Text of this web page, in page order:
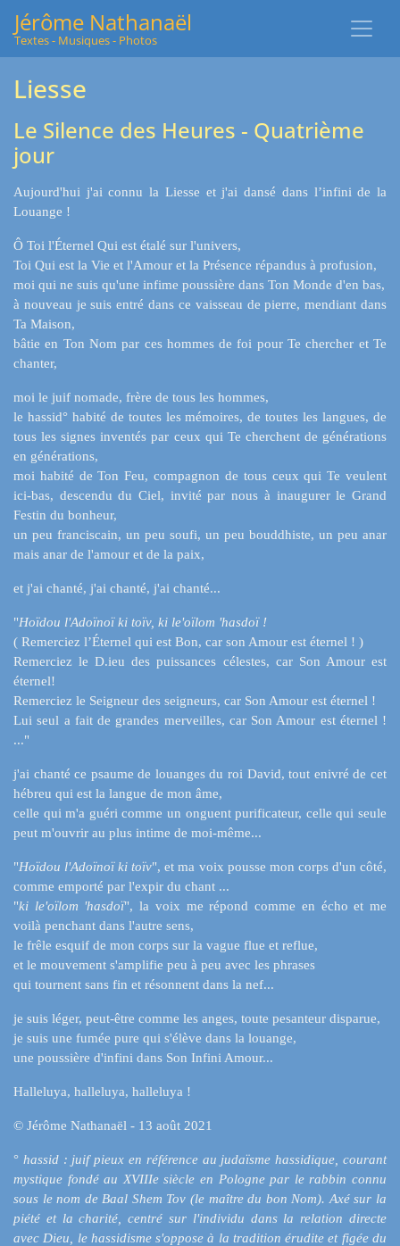
Jérôme Nathanaël
Textes - Musiques - Photos
Liesse
Le Silence des Heures - Quatrième
jour
Aujourd'hui j'ai connu la Liesse et j'ai dansé dans l’infini de la
Louange !
Ô Toi l'Éternel Qui est étalé sur l'univers,
Toi Qui est la Vie et l'Amour et la Présence répandus à profusion,
moi qui ne suis qu'une infime poussière dans Ton Monde d'en bas,
à nouveau je suis entré dans ce vaisseau de pierre, mendiant dans
Ta Maison,
bâtie en Ton Nom par ces hommes de foi pour Te chercher et Te
chanter,
moi le juif nomade, frère de tous les hommes,
le hassid° habité de toutes les mémoires, de toutes les langues, de
tous les signes inventés par ceux qui Te cherchent de générations
en générations,
moi habité de Ton Feu, compagnon de tous ceux qui Te veulent
ici-bas, descendu du Ciel, invité par nous à inaugurer le Grand
Festin du bonheur,
un peu franciscain, un peu soufi, un peu bouddhiste, un peu anar
mais anar de l'amour et de la paix,
et j'ai chanté, j'ai chanté, j'ai chanté...
"Hoïdou l'Adoïnoï ki toïv, ki le'oïlom 'hasdoï !
( Remerciez l’Éternel qui est Bon, car son Amour est éternel ! )
Remerciez le D.ieu des puissances célestes, car Son Amour est
éternel!
Remerciez le Seigneur des seigneurs, car Son Amour est éternel !
Lui seul a fait de grandes merveilles, car Son Amour est éternel !
..."
j'ai chanté ce psaume de louanges du roi David, tout enivré de cet
hébreu qui est la langue de mon âme,
celle qui m'a guéri comme un onguent purificateur, celle qui seule
peut m'ouvrir au plus intime de moi-même...
"Hoïdou l'Adoïnoï ki toïv", et ma voix pousse mon corps d'un côté,
comme emporté par l'expir du chant ...
"ki le'oïlom 'hasdoï", la voix me répond comme en écho et me
voilà penchant dans l'autre sens,
le frêle esquif de mon corps sur la vague flue et reflue,
et le mouvement s'amplifie peu à peu avec les phrases
qui tournent sans fin et résonnent dans la nef...
je suis léger, peut-être comme les anges, toute pesanteur disparue,
je suis une fumée pure qui s'élève dans la louange,
une poussière d'infini dans Son Infini Amour...
Halleluya, halleluya, halleluya !
© Jérôme Nathanaël - 13 août 2021
° hassid : juif pieux en référence au judaïsme hassidique, courant
mystique fondé au XVIIIe siècle en Pologne par le rabbin connu
sous le nom de Baal Shem Tov (le maître du bon Nom). Axé sur la
piété et la charité, centré sur l'individu dans la relation directe
avec Dieu, le hassidisme s'oppose à la tradition érudite et figée du